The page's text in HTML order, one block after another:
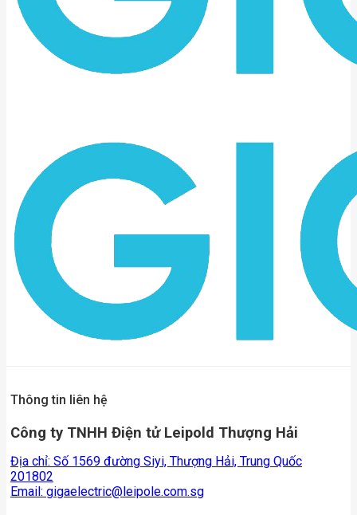
Thông tin liên hệ
Công ty TNHH Điện tử Leipold Thượng Hải
Địa chỉ: Số 1569 đường Siyi, Thượng Hải, Trung Quốc
201802
Email: gigaelectric@leipole.com.sg